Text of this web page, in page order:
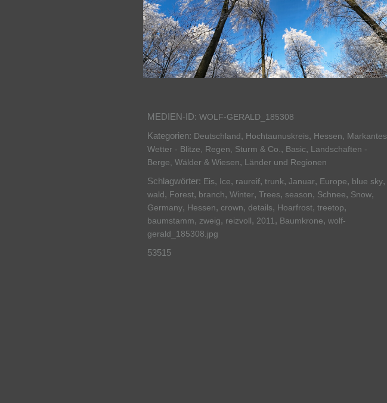
MEDIEN-ID: WOLF-GERALD_185308
Kategorien: Deutschland, Hochtaunuskreis, Hessen, Markantes
Wetter - Blitze, Regen, Sturm & Co., Basic, Landschaften -
Berge, Wälder & Wiesen, Länder und Regionen
Schlagwörter: Eis, Ice, raureif, trunk, Januar, Europe, blue sky,
wald, Forest, branch, Winter, Trees, season, Schnee, Snow,
Germany, Hessen, crown, details, Hoarfrost, treetop,
baumstamm, zweig, reizvoll, 2011, Baumkrone, wolf-
gerald_185308.jpg
53515